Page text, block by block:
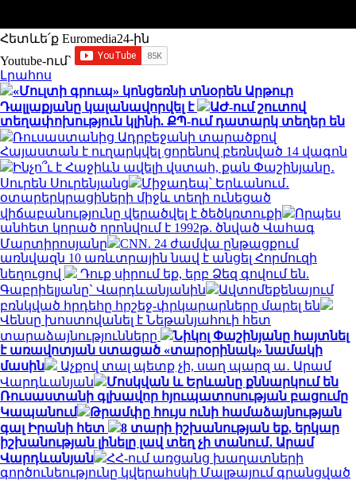
Հետևե՛ք Euromedia24-ին
Youtube-ում`
Լրահոս
«Մուլտի գրուպ» կոնցեռնի տնօրեն Արթուր
Դալլաքյանը կալանավորվել է
ԱԺ-ում շուտով
տեղափոխություն կլինի. ՔՊ-ում դատարկ տեղեր են
Ռուսաստանից Ադրբեջանի տարածքով
Հայաստան է ուղարկվել ցորենով բեռնված 14 վագոն
Ինչո՞ւ է Հաջիևն ավելի վստահ, քան Փաշինյանը․
Սուրեն Սուրենյանց
Միջադեպ՝ Երևանում․
օտարերկրացիների միջև տեղի ունեցած
վիճաբանությունը վերածվել է ծեծկռտուքի
Որպես
անհետ կորած որոնվում է 1992թ. ծնված Վահագ
Մարտիրոսյանը
CNN. 24 ժամվա ընթացքում
առնվազն 10 առևտրային նավ է անցել Հորմուզի
նեղուցով
Դուք սիրում եք, երբ Ձեզ գովում են.
Գաբրիելյանը` Վարդևանյանին
Ավտոմեքենայում
բռնկված հրդեհը հրշեջ-փրկարարները մարել են
Վենսը խոստովանել է Նեթանյահուի հետ
տարաձայնությունները
Նիկոլ Փաշինյանը հայտնել
է առավոտյան ստացած «տարօրինակ» նամակի
մասին
Աչքով տալ պետք չի, սաղ պարզ ա․ Արամ
Վարդևանյան
Մոսկվան և Երևանը քննարկում են
Ռուսաստանի գլխավոր հյուպատոսության բացումը
Կապանում
Թրամփը հույս ունի համաձայնության
գալ Իրանի հետ
8 տարի իշխանության եք, երկար
իշխանության լինելը լավ տեղ չի տանում․ Արամ
Վարդևանյան
ՀՀ-ում առցանց խաղատների
գործունեությունը կվերահսկի Մալթայում գրանցված